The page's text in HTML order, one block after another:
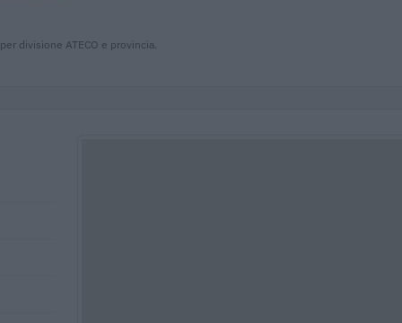
divisione ATECO e provincia.